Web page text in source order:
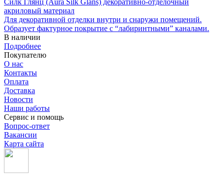
акриловый материал
Для декоративной отделки внутри и снаружи помещений.
Образует фактурное покрытие с “лабиринтными” каналами.
В наличии
Подробнее
Покупателю
О нас
Контакты
Оплата
Доставка
Новости
Наши работы
Сервис и помощь
Вопрос-ответ
Вакансии
Карта сайта